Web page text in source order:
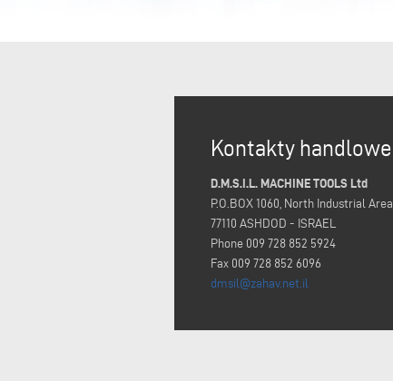
Kontakty handlowe
D.M.S.I.L. MACHINE TOOLS Ltd
P.O.BOX 1060, North Industrial Area
77110 ASHDOD - ISRAEL
Phone 009 728 852 5924
Fax 009 728 852 6096
dmsil@zahav.net.il